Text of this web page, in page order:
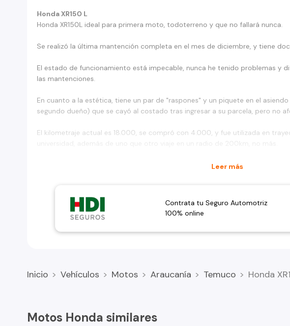
Honda XR150 L
Honda XR150L ideal para primera moto, todoterreno y que no fallará nunca.
Se realizó la última mantención completa en el mes de diciembre, y tiene
El estado de funcionamiento está impecable, nunca he tenido problemas y
las mantenciones.
En cuanto a la estética, tiene un par de "raspones" y un piquete en el
segundo dueño) que se cayó al costado tras ingresar a su parcela, pero no
El kilometraje actual es 18.000, se compró con 4.000, y fue utilizada en
Leer más
Contrata tu Seguro Automotriz
100% online
Inicio Vehículos Motos Araucanía Temuco Honda
Motos Honda similares